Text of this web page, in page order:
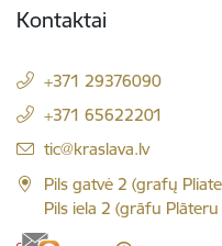
Kontaktai
+371 29376090
+371 65622201
El. paštas:
tic@kraslava.lv
Pils gatvė 2 (grafų
Pils iela 2 (grāfu